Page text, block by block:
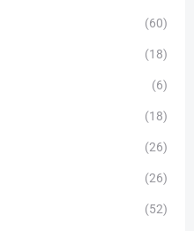
(60)
(18)
(6)
(18)
(26)
(26)
(52)